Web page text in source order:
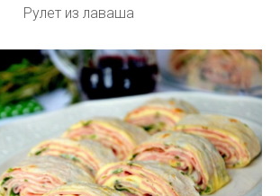
Рулет из лаваша